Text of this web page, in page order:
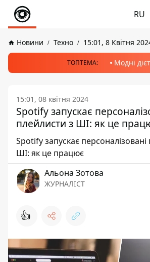
RU
Новини Техно 15:01, 8 Квітня
ТОПТЕМА: Модні
15:01, 08 квітня 2024
Spotify запускає
плейлисти з ШІ: як це
Spotify запускає
ШІ: як це працює
Альона Зотова
ЖУРНАЛІСТ
👍